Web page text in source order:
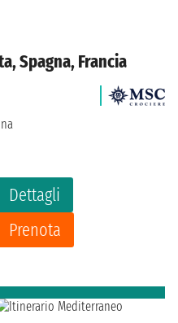
Spagna, Francia
Dettagli
Prenota